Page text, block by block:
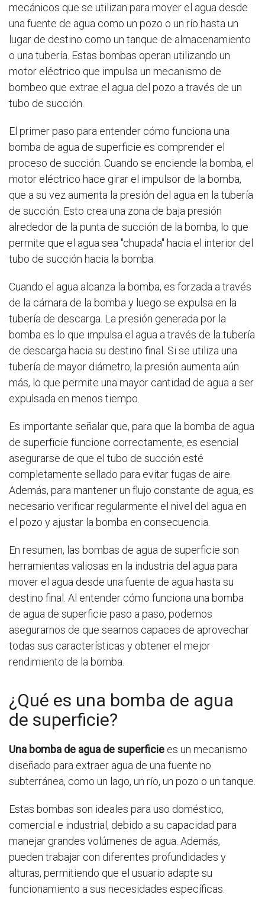
mecánicos que se utilizan para mover el agua desde
una fuente de agua como un pozo o un río hasta un
lugar de destino como un tanque de almacenamiento
o una tubería. Estas bombas operan utilizando un
motor eléctrico que impulsa un mecanismo de
bombeo que extrae el agua del pozo a través de un
tubo de succión.
El primer paso para entender cómo funciona una
bomba de agua de superficie es comprender el
proceso de succión. Cuando se enciende la bomba, el
motor eléctrico hace girar el impulsor de la bomba,
que a su vez aumenta la presión del agua en la tubería
de succión. Esto crea una zona de baja presión
alrededor de la punta de succión de la bomba, lo que
permite que el agua sea "chupada" hacia el interior del
tubo de succión hacia la bomba.
Cuando el agua alcanza la bomba, es forzada a través
de la cámara de la bomba y luego se expulsa en la
tubería de descarga. La presión generada por la
bomba es lo que impulsa el agua a través de la tubería
de descarga hacia su destino final. Si se utiliza una
tubería de mayor diámetro, la presión aumenta aún
más, lo que permite una mayor cantidad de agua a ser
expulsada en menos tiempo.
Es importante señalar que, para que la bomba de agua
de superficie funcione correctamente, es esencial
asegurarse de que el tubo de succión esté
completamente sellado para evitar fugas de aire.
Además, para mantener un flujo constante de agua, es
necesario verificar regularmente el nivel del agua en
el pozo y ajustar la bomba en consecuencia.
En resumen, las bombas de agua de superficie son
herramientas valiosas en la industria del agua para
mover el agua desde una fuente de agua hasta su
destino final. Al entender cómo funciona una bomba
de agua de superficie paso a paso, podemos
asegurarnos de que seamos capaces de aprovechar
todas sus características y obtener el mejor
rendimiento de la bomba.
¿Qué es una bomba de agua
de superficie?
Una bomba de agua de superficie es un mecanismo
diseñado para extraer agua de una fuente no
subterránea, como un lago, un río, un pozo o un tanque.
Estas bombas son ideales para uso doméstico,
comercial e industrial, debido a su capacidad para
manejar grandes volúmenes de agua. Además,
pueden trabajar con diferentes profundidades y
alturas, permitiendo que el usuario adapte su
funcionamiento a sus necesidades específicas.